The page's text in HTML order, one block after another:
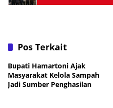
Pos Terkait
Bupati Hamartoni Ajak
Masyarakat Kelola Sampah
Jadi Sumber Penghasilan